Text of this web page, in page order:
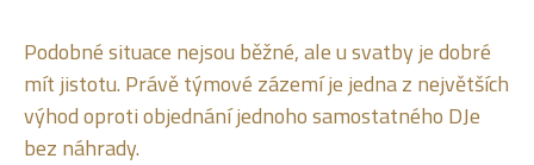
Podobné situace nejsou běžné, ale u svatby je dobré
mít jistotu. Právě týmové zázemí je jedna z největších
výhod oproti objednání jednoho samostatného DJe
bez náhrady.